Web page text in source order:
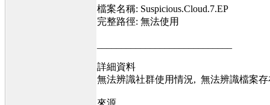
檔案名稱: Suspicious.Cloud.7.EP
完整路徑: 無法使用
詳細資料
無法辨識社群使用情況, 無法辨識檔案
來源